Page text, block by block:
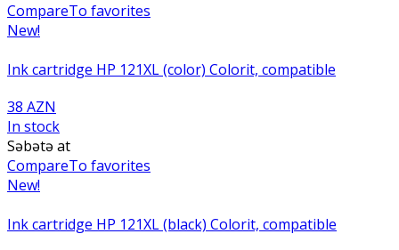
CompareTo favorites
New!
Ink cartridge HP 121XL (color) Colorit, compatible
38 AZN
In stock
Səbətə at
CompareTo favorites
New!
Ink cartridge HP 121XL (black) Colorit, compatible